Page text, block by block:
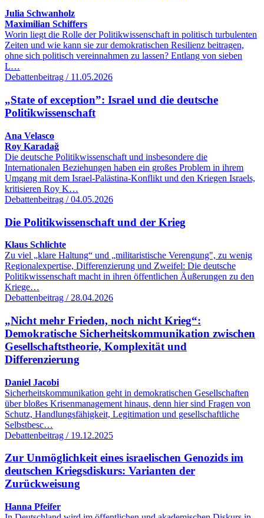
Julia Schwanholz
Maximilian Schiffers
Worin liegt die Rolle der Politikwissenschaft in politisch turbulenten
Zeiten und wie kann sie zur demokratischen Resilienz beitragen,
ohne sich politisch vereinnahmen zu lassen? Entlang von sieben
L…
Debattenbeitrag / 11.05.2026
„State of exception”: Israel und die deutsche
Politikwissenschaft
Ana Velasco
Roy Karadağ
Die deutsche Politikwissenschaft und insbesondere die
Internationalen Beziehungen haben ein großes Problem in ihrem
Umgang mit dem Israel-Palästina-Konflikt und den Kriegen Israels,
kritisieren Roy K…
Debattenbeitrag / 04.05.2026
Die Politikwissenschaft und der Krieg
Klaus Schlichte
Zu viel „klare Haltung“ und „militaristische Verengung", zu wenig
Regionalexpertise, Differenzierung und Zweifel: Die deutsche
Politikwissenschaft macht in ihren öffentlichen Äußerungen zu den
Kriege…
Debattenbeitrag / 28.04.2026
„Nicht mehr Frieden, noch nicht Krieg“:
Demokratische Sicherheitskommunikation zwischen
Gesellschaftstheorie, Komplexität und
Differenzierung
Daniel Jacobi
Sicherheitskommunikation geht in demokratischen Gesellschaften
über bloßes Krisenmanagement hinaus, denn hier sind Fragen von
Schutz, Handlungsfähigkeit, Legitimation und gesellschaftliche
Selbstbesc…
Debattenbeitrag / 19.12.2025
Zur Unmöglichkeit eines israelischen Genozids im
deutschen Kriegsdiskurs: Varianten der
Zurückweisung
Hanna Pfeifer